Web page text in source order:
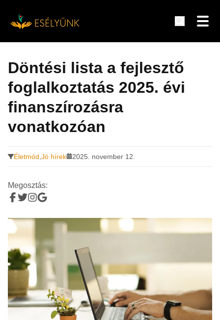
tartalomra
Döntési lista a fejlesztő
foglalkoztatás 2025. évi
finanszírozásra
vonatkozóan
Életmód Jó hírek 2025. november 12.
Megosztás: